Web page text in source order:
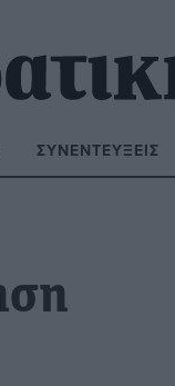
ΣΥΝΕΝΤΕΎΞΕΙΣ